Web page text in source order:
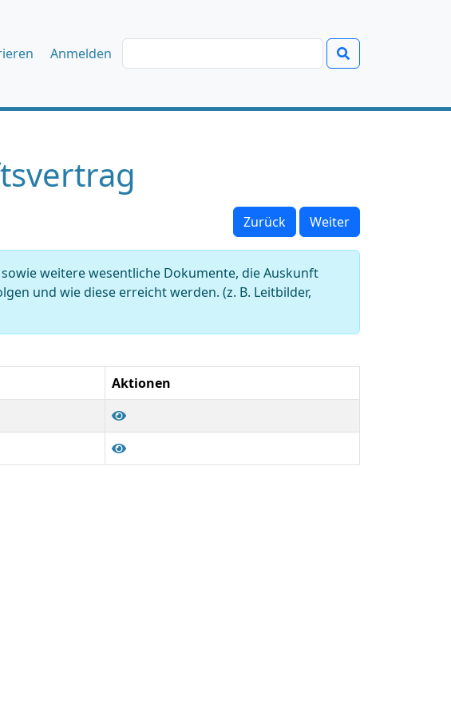
Anmelden
Zurück Weiter
weitere wesentliche Dokumente, die Auskunft
und wie diese erreicht werden. (z. B. Leitbilder,
Aktionen